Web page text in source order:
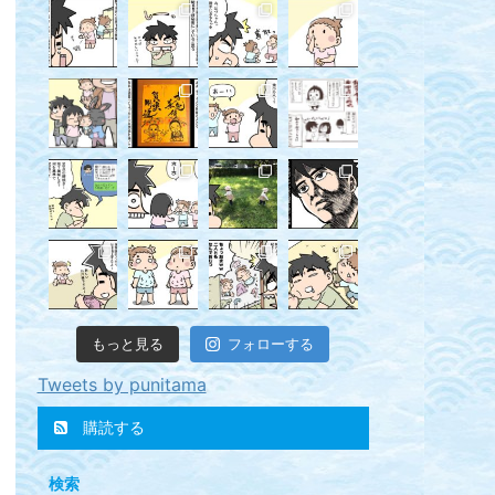
もっと見る フォローする
Tweets by punitama
購読する
検索